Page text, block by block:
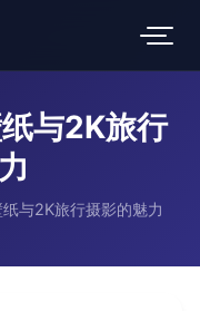
与2K旅行
与2K旅行摄影的魅力